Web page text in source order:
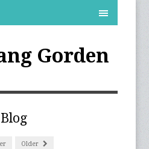
Gorden
Blog
Older